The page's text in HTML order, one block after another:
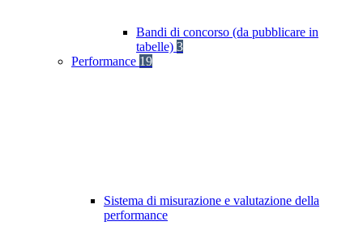
Bandi di concorso (da pubblicare in
tabelle) 3
Performance 19
Sistema di misurazione e valutazione della
performance